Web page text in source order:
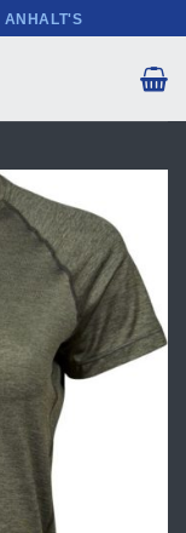
ANHALT'S